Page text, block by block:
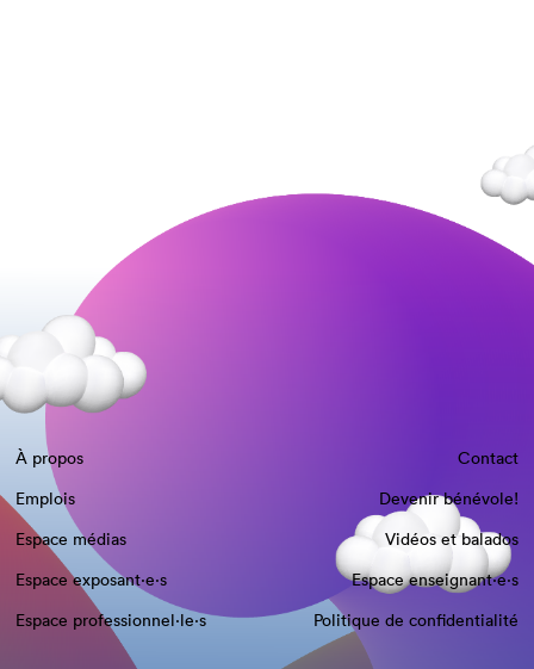
À propos
Contact
Emplois
Devenir bénévole!
Espace médias
Vidéos et balados
Espace exposant·e⋅s
Espace enseignant·e⋅s
Espace professionnel·le⋅s
Politique de confidentialité